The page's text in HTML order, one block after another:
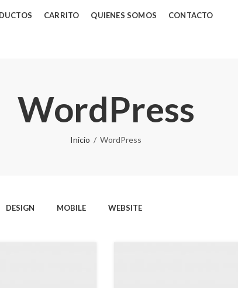
CARRITO QUIENES SOMOS CONTACTO
WordPress
Inicio WordPress
DESIGN MOBILE WEBSITE